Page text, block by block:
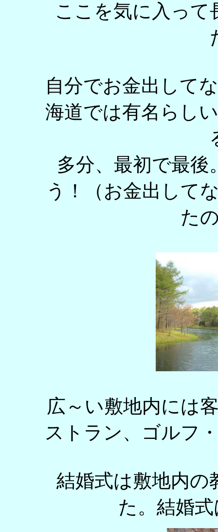
ここを気に入っ
自分でお金出して
海道では有名らし
多分、最初で最
う！（お金出して
た
広～い敷地内には
ストラン、ゴルフ
結婚式は敷地内の
た。結婚